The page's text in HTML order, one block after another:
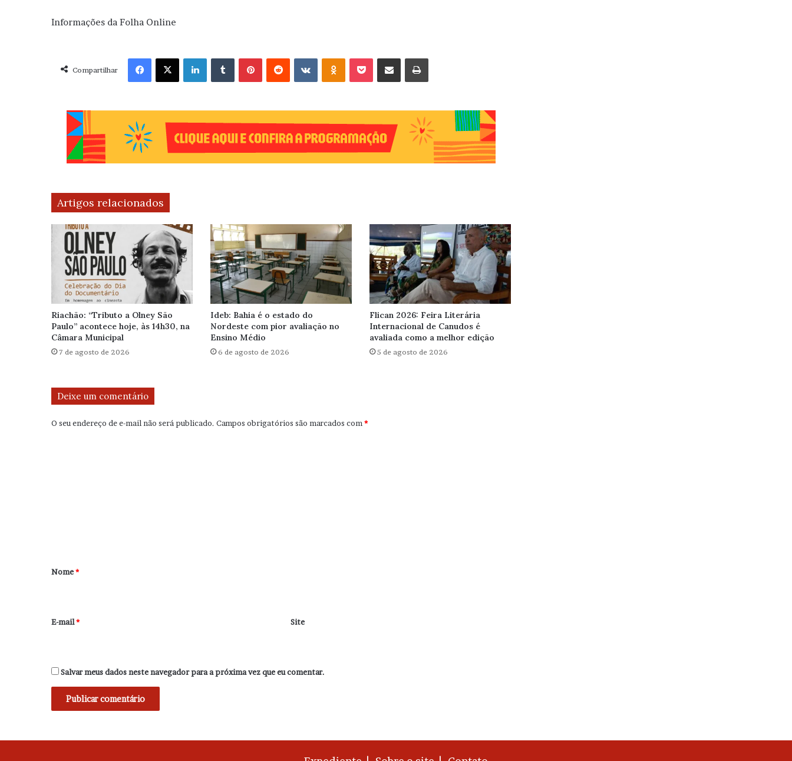
Informações da Folha Online
Compartilhar
Facebook X Linkedin VK OK
Artigos relacionados
Riachão: “Tributo a Olney São
Paulo” acontece hoje, às 14h30, na
Câmara Municipal
7 de agosto de 2026
Ideb: Bahia é o estado do
Nordeste com pior avaliação no
Ensino Médio
6 de agosto de 2026
Flican 2026: Feira Literária
Internacional de Canudos é
avaliada como a melhor edição
5 de agosto de 2026
Deixe um comentário
O seu endereço de e-mail não será publicado. Campos obrigatórios são marcados com*
r
*
Nome*
E-mail* Site
Salvar meus dados neste navegador para a próxima vez que eu comentar.